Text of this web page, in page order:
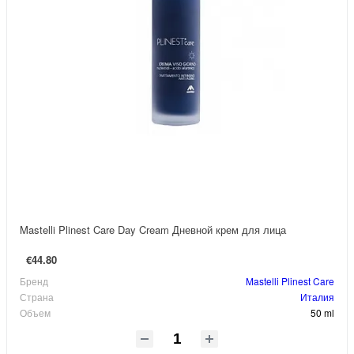
Mastelli Plinest Care Day Cream Дневной крем для лица
€44.80
Бренд
Mastelli Plinest Care
Страна
Италия
Объем
50 ml